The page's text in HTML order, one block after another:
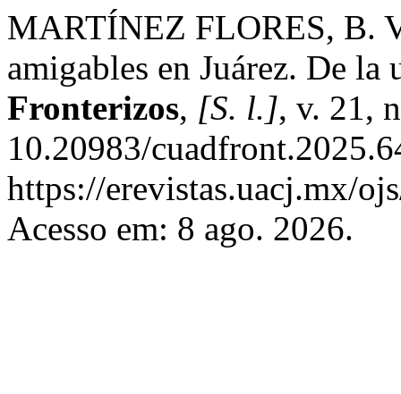
MARTÍNEZ FLORES, B.
amigables en Juárez. De
Fronterizos, [S. l.], v. 21,
10.20983/
https://erevistas.uacj.mx/
Acesso em: 8 ago. 2026.